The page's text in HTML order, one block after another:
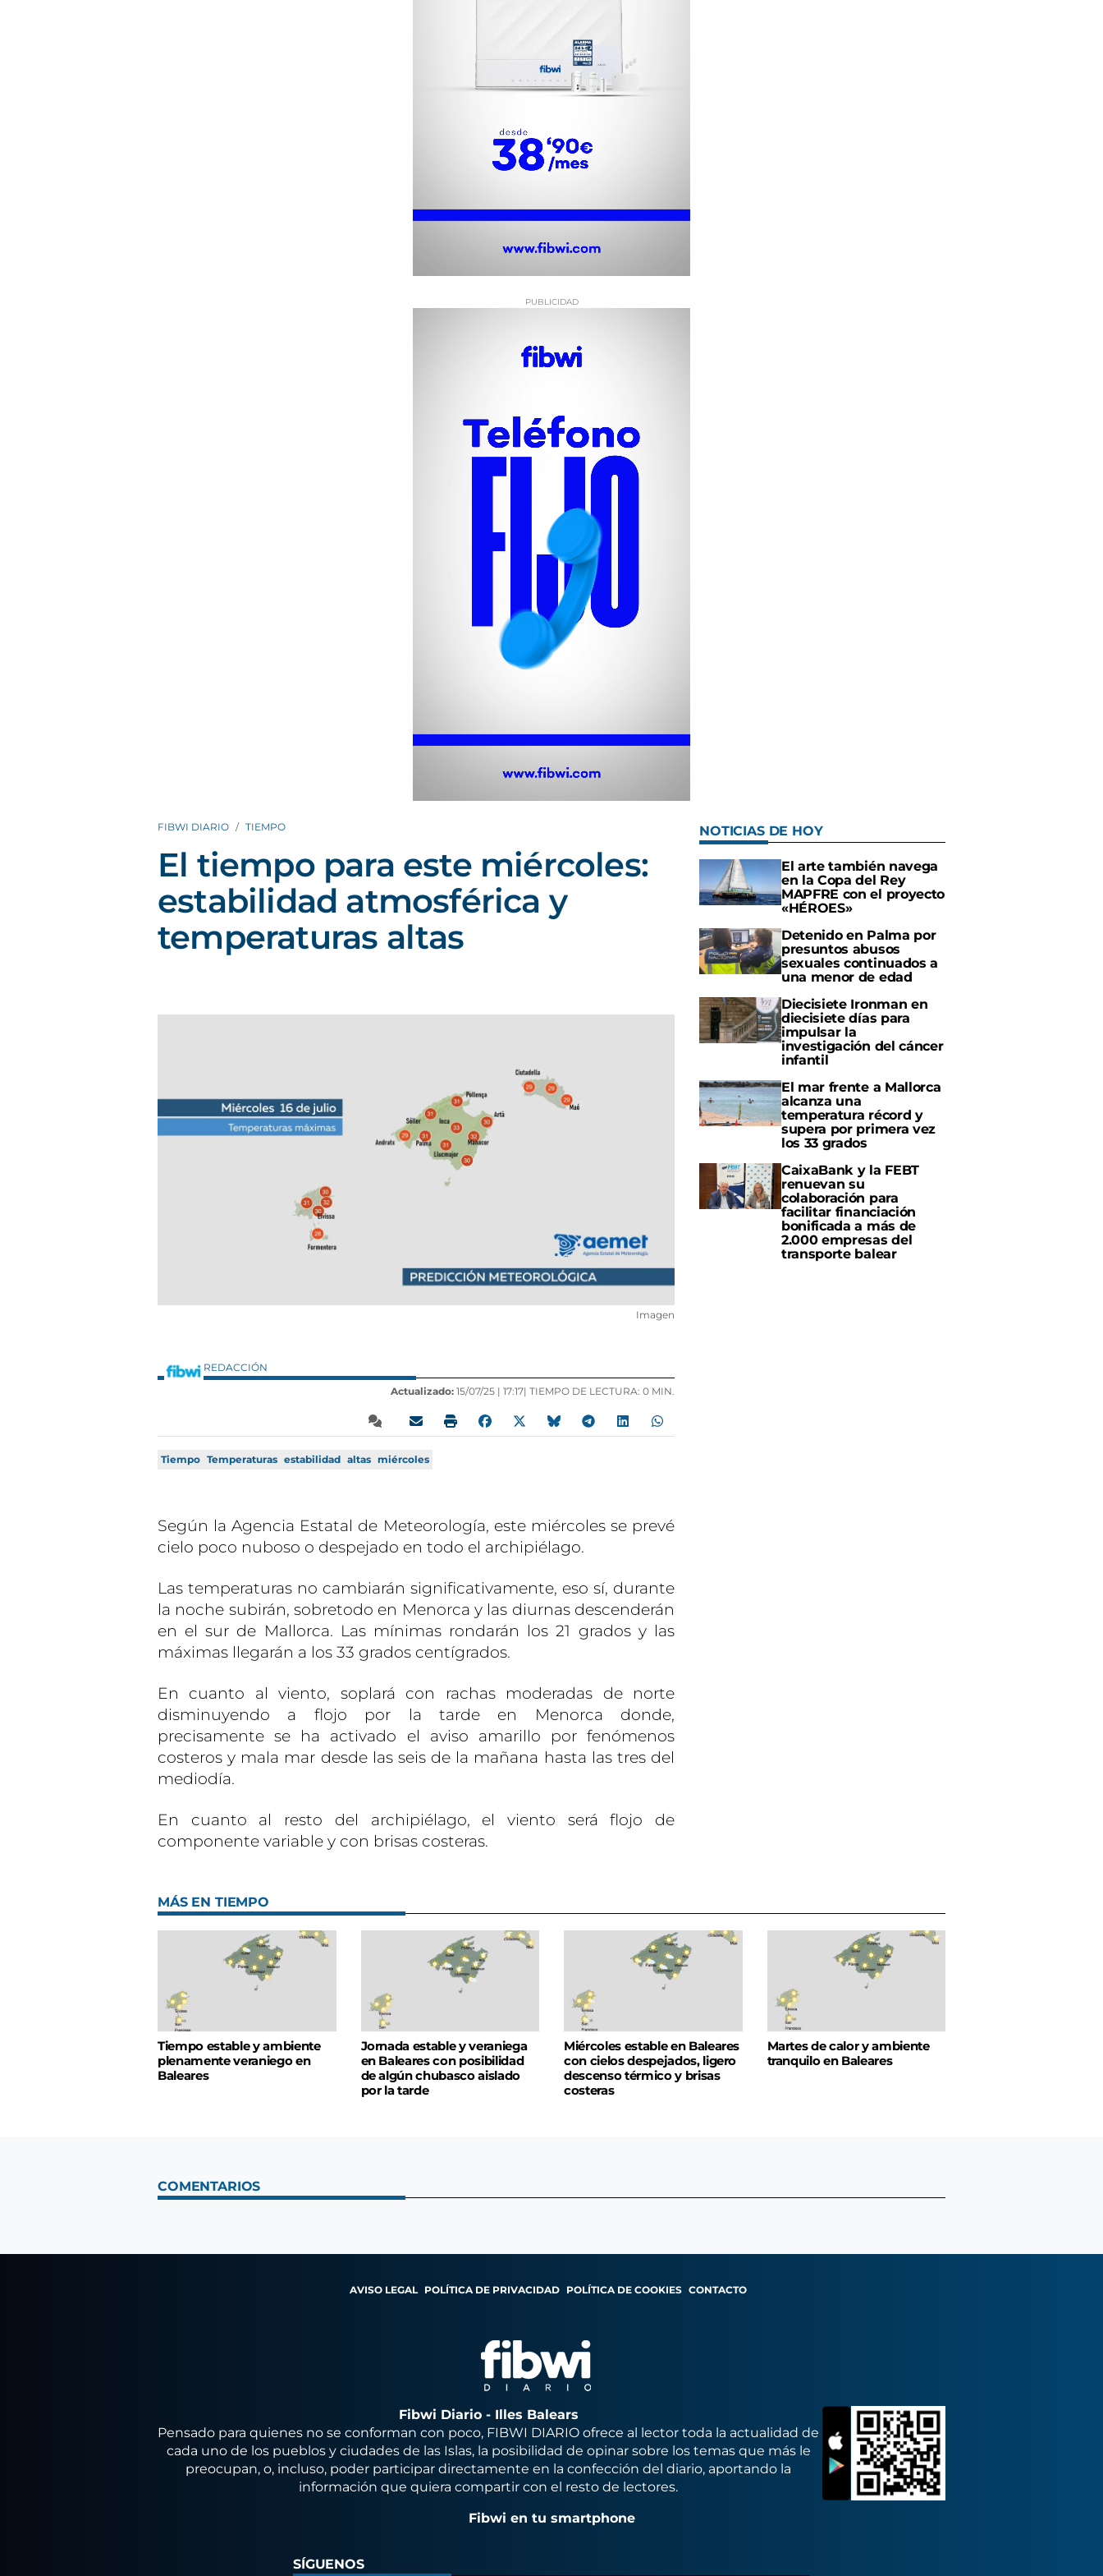
FIBWI DIARIO TIEMPO
El tiempo para este miércoles:
estabilidad atmosférica y
temperaturas altas
Imagen
REDACCIÓN
Actualizado: 15/07/25 | 17:17| TIEMPO DE LECTURA: 0 MIN.
Tiempo Temperaturas estabilidad altas miércoles
Según la Agencia Estatal de Meteorología, este miércoles se prevé
cielo poco nuboso o despejado en todo el archipiélago.
Las temperaturas no cambiarán significativamente, eso sí, durante
la noche subirán, sobretodo en Menorca y las diurnas descenderán
en el sur de Mallorca. Las mínimas rondarán los 21 grados y las
máximas llegarán a los 33 grados centígrados.
En cuanto al viento, soplará con rachas moderadas de norte
disminuyendo a flojo por la tarde en Menorca donde,
precisamente se ha activado el aviso amarillo por fenómenos
costeros y mala mar desde las seis de la mañana hasta las tres del
mediodía.
En cuanto al resto del archipiélago, el viento será flojo de
componente variable y con brisas costeras.
NOTICIAS DE HOY
El arte también navega
en la Copa del Rey
MAPFRE con el proyecto
«HÉROES»
Detenido en Palma por
presuntos abusos
sexuales continuados a
una menor de edad
Diecisiete Ironman en
diecisiete días para
impulsar la
investigación del cáncer
infantil
El mar frente a Mallorca
alcanza una
temperatura récord y
supera por primera vez
los 33 grados
CaixaBank y la FEBT
renuevan su
colaboración para
facilitar financiación
bonificada a más de
2.000 empresas del
transporte balear
MÁS EN TIEMPO
Tiempo estable y ambiente
plenamente veraniego en
Baleares
Jornada estable y veraniega
en Baleares con posibilidad
de algún chubasco aislado
por la tarde
Miércoles estable en Baleares
con cielos despejados, ligero
descenso térmico y brisas
costeras
Martes de calor y ambiente
tranquilo en Baleares
COMENTARIOS
AVISO LEGAL POLÍTICA DE PRIVACIDAD POLÍTICA DE COOKIES CONTACTO
Fibwi Diario - Illes Balears
Pensado para quienes no se conforman con poco, FIBWI DIARIO ofrece al lector toda la actualidad de
cada uno de los pueblos y ciudades de las Islas, la posibilidad de opinar sobre los temas que más le
preocupan, o, incluso, poder participar directamente en la confección del diario, aportando la
información que quiera compartir con el resto de lectores.
Fibwi en tu smartphone
SÍGUENOS